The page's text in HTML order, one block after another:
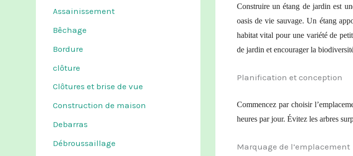
Assainissement
Bêchage
Bordure
clôture
Clôtures et brise de vue
Construction de maison
Debarras
Débroussaillage
Construire un étang de jardin est
oasis de vie sauvage. Un étang
habitat vital pour une variété de
de jardin et encourager la
Planification et conception
Commencez par choisir
heures par jour. Évitez les arbres
Marquage de l’emplacement